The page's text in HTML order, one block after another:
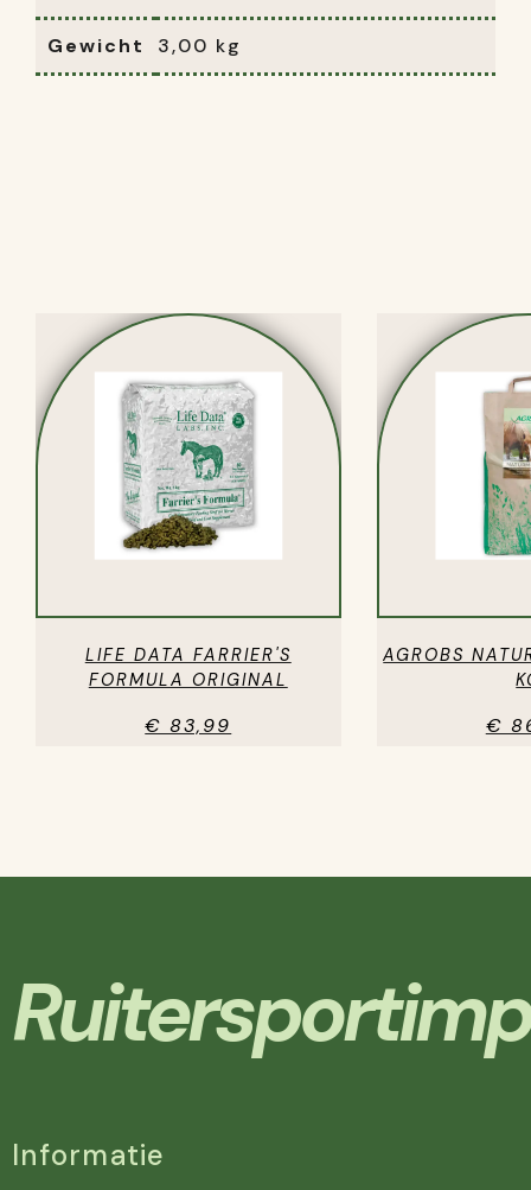
Gewicht 3,00 kg
LIFE DATA FARRIER'S
FORMULA ORIGINAL
€ 83,99
AGROBS
€
Informatie